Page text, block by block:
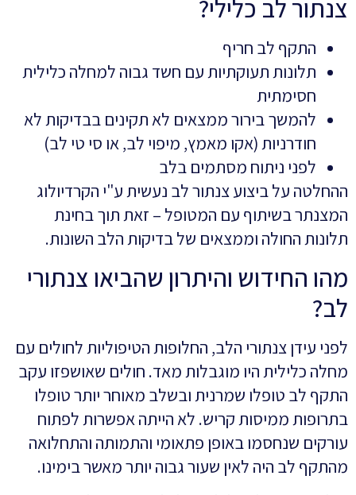
צנתור לב כלילי?
התקף לב חריף
תלונות תעוקתיות עם חשד גבוה למחלה כלילית
חסימתית
להמשך בירור ממצאים לא תקינים בבדיקות לא
חודרניות (אקו מאמץ, מיפוי לב, או סי טי לב)
לפני ניתוח מסתמים בלב
ההחלטה על ביצוע צנתור לב נעשית ע"י הקרדיולוג
המצנתר בשיתוף עם המטופל – זאת תוך בחינת
תלונות החולה וממצאים של בדיקות הלב השונות.
מהו החידוש והיתרון שהביאו צנתורי
לב?
לפני עידן צנתורי הלב, החלופות הטיפוליות לחולים עם
מחלה כלילית היו מוגבלות מאד. חולים שאושפזו עקב
התקף לב טופלו שמרנית ובשלב מאוחר יותר טופלו
בתרופות ממיסות קריש. לא הייתה אפשרות לפתוח
עורקים שנחסמו באופן פתאומי והתמותה והתחלואה
מהתקף לב היה לאין שעור גבוה יותר מאשר בימינו.